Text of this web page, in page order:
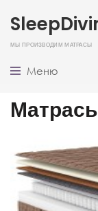
Мы производим матрасы
Меню